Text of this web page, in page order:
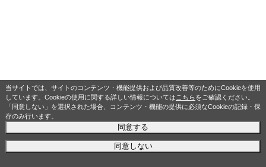
当サイトでは、サイトのコンテンツ・機能提供および品質改善等のためにCookieを使用
しています。Cookieの使用に関する詳しい情報については こちらをご確認ください。
「同意しない」を選択された場合、コンテンツ・機能の提供に必須なCookieの記録・保
存のみ行います。
同意する
同意しない